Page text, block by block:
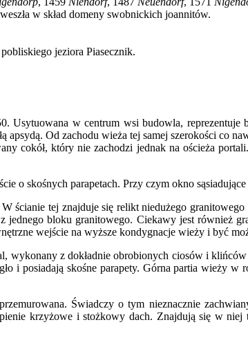
w skład domeny swobnickich joannitów.
jeziora Piasecznik.
Usytuowana w centrum wsi budowla,
apsydą. Od zachodu wieża tej samej szerokości co
cokół, który nie zachodzi jednak na ościeża
o skośnych parapetach. Przy czym okno
ścianie tej znajduje się relikt niedużego
jednego bloku granitowego. Ciekawy jest
wejście na wyższe kondygnacje wieży i być
wykonany z dokładnie obrobionych ciosów i
i posiadają skośne parapety. Górna partia wieży
Świadczy o tym nieznacznie
krzyżowe i stożkowy dach. Znajdują się w